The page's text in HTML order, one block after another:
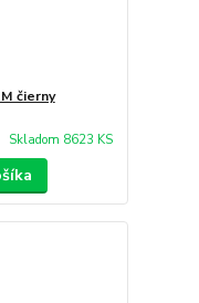
čierny
Skladom 8623 KS